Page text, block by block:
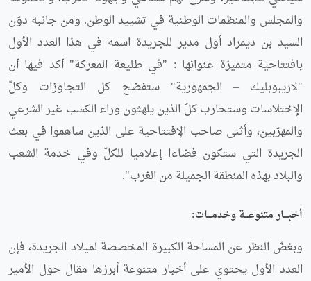
والمجلس والمنظمات الوطنية في تشييد الوطن. ومن جانبه دوّن
السيد بن ديمراد أول مدير للجريدة اسمه في هذا العدد الأول
بافتتاحية متميزة عنوانها : "في طليعة المعركة" أكد فيها أن
"لاريبوبليك – الجمهورية" ستفضح كل التجاوزات وكلّ
الإختلاسات وستحارب كلّ الذين يلهثون وراء الكسب غير الشرعي
والمهرّبين، وأثنى صاحب الإفتتاحية على الذين ساهموا في بعث
الجريدة التي ستكون فضاءا إعلاميا للكلّ وفي خدمة الشعب
والبلاد بهذه المنطقة الجميلة من الغرب".
أخبـــار متنوعـــة وخدمـــات:
وبغضّ النظر عن المساحة الكبيرة المخصصة لميلاد الجريدة، فإن
العدد الأول يحتوي على أخبار متنوعة أبرزها مقال حول الأمير